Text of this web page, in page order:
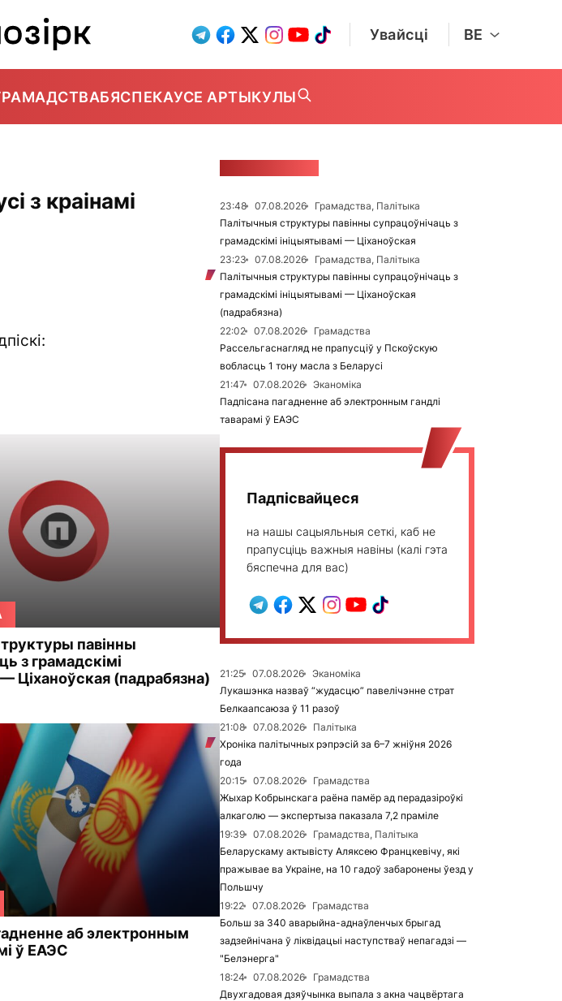
Увайсці BE
БЯСПЕКАУСЕ АРТЫКУЛЫ
з краінамі
павінны
з грамадскімі
Ціханоўская (падрабязна)
аб электронным
ў ЕАЭС
23:48 07.08.2026
Грамадства, Палітыка
Палітычныя структуры павінны супрацоўнічаць з
грамадскімі ініцыятывамі — Ціханоўская
23:23
07.08.2026
Грамадства, Палітыка
Палітычныя структуры павінны супрацоўнічаць з
грамадскімі ініцыятывамі — Ціханоўская
(падрабязна)
22:02
07.08.2026
Грамадства
Рассельгаснагляд не прапусціў у Пскоўскую
вобласць 1 тону масла з Беларусі
21:47
07.08.2026
Эканоміка
Падпісана пагадненне аб электронным гандлі
таварамі ў ЕАЭС
Падпісвайцеся
на нашы сацыяльныя сеткі, каб не
прапусціць важныя навіны (калі гэта
бяспечна для вас)
21:25 07.08.2026
Эканоміка
Лукашэнка назваў “жудасцю” павелічэнне страт
Белкаапсаюза ў 11 разоў
21:08
07.08.2026
Палітыка
Хроніка палітычных рэпрэсій за 6–7 жніўня 2026
года
20:15
07.08.2026
Грамадства
Жыхар Кобрынскага раёна памёр ад перадазіроўкі
алкаголю — экспертыза паказала 7,2 праміле
19:39
07.08.2026
Грамадства, Палітыка
Беларускаму актывісту Аляксею Францкевічу, які
пражывае ва Украіне, на 10 гадоў забаронены ўезд у
Польшчу
19:22
07.08.2026
Грамадства
Больш за 340 аварыйна-аднаўленчых брыгад
задзейнічана ў ліквідацыі наступстваў непагадзі —
"Белэнерга"
18:24
07.08.2026
Грамадства
Двухгадовая дзяўчынка выпала з акна чацвёртага